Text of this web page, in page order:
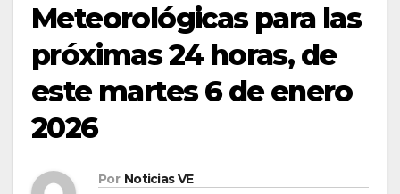
Meteorológicas para las
próximas 24 horas, de
este martes 6 de enero
2026
Por Noticias VE